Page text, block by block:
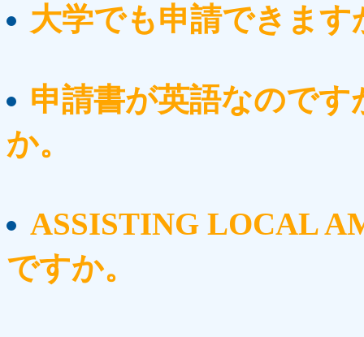
大学でも申請できます
申請書が英語なので
か。
ASSISTING LOCAL
ですか。